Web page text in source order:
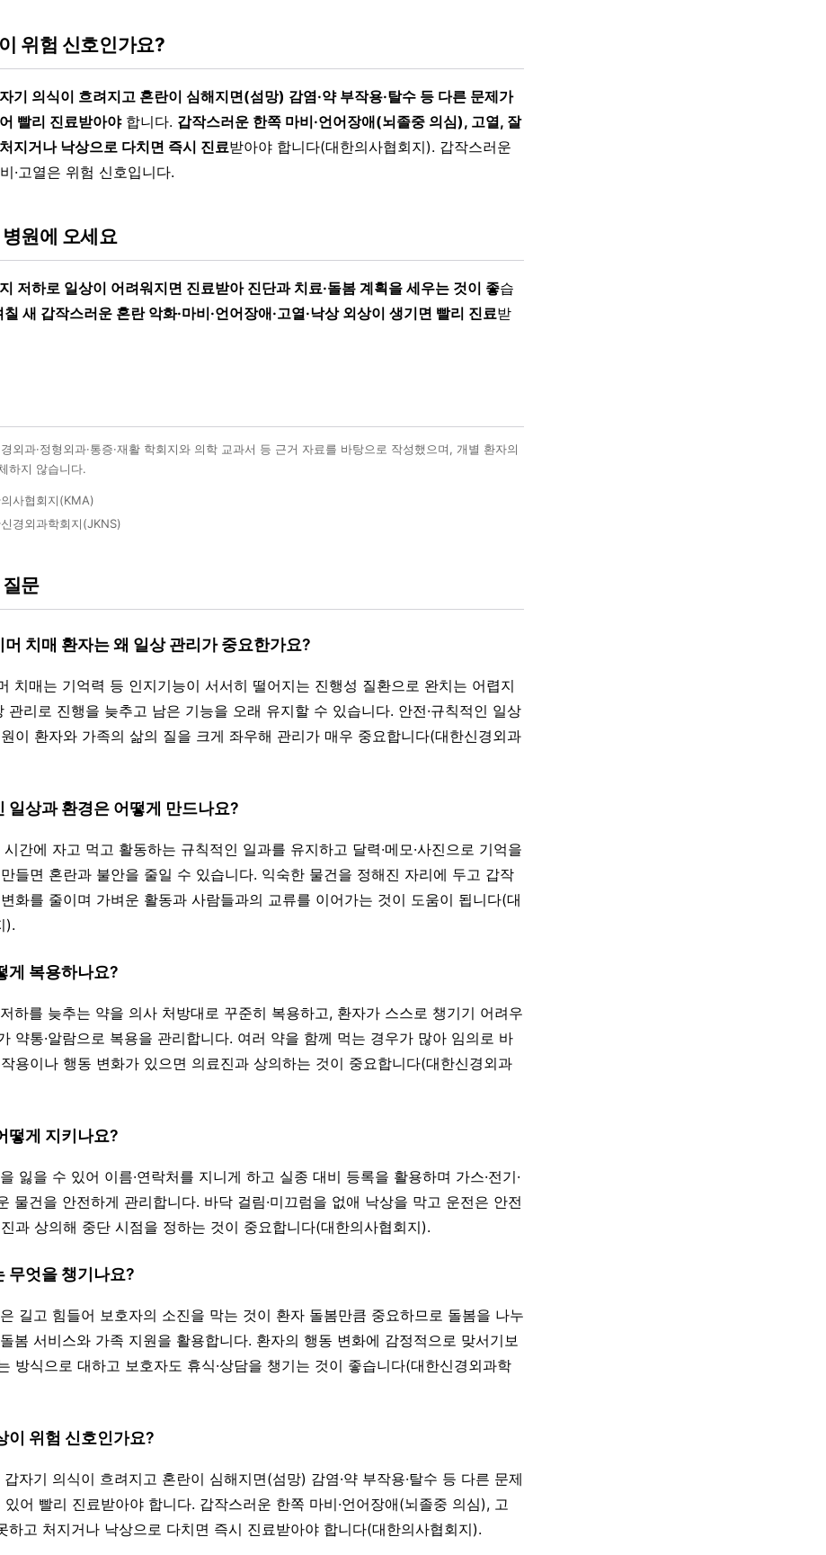
위험 신호인가요?
기 의식이 흐려지고 혼란이 심해지면(섬망) 감염·약 부작용·탈수 등 다른 문제가
빨리 진료받아야합니다. 갑작스러운 한쪽 마비·언어장애(뇌졸중 의심), 고열, 잘
지거나 낙상으로 다치면 즉시 진료받아야 합니다(대한의사협회지). 갑작스러운
·고열은 위험 신호입니다.
원에 오세요
저하로 일상이 어려워지면 진료받아 진단과 치료·돌봄 계획을 세우는 것이 좋습
칠 새 갑작스러운 혼란 악화·마비·언어장애·고열·낙상 외상이 생기면 빨리 진료받
외과·정형외과·통증·재활 학회지와 의학 교과서 등 근거 자료를 바탕으로 작성했으며, 개별 환자의
하지 않습니다.
사협회지(KMA)
경외과학회지(JKNS)
문
머 치매 환자는 왜 일상 관리가 중요한가요?
치매는 기억력 등 인지기능이 서서히 떨어지는 진행성 질환으로 완치는 어렵지
관리로 진행을 늦추고 남은 기능을 오래 유지할 수 있습니다. 안전·규칙적인 일상
이 환자와 가족의 삶의 질을 크게 좌우해 관리가 매우 중요합니다(대한신경외과
일상과 환경은 어떻게 만드나요?
간에 자고 먹고 활동하는 규칙적인 일과를 유지하고 달력·메모·사진으로 기억을
들면 혼란과 불안을 줄일 수 있습니다. 익숙한 물건을 정해진 자리에 두고 갑작
화를 줄이며 가벼운 활동과 사람들과의 교류를 이어가는 것이 도움이 됩니다(대
).
게 복용하나요?
하를 늦추는 약을 의사 처방대로 꾸준히 복용하고, 환자가 스스로 챙기기 어려우
약통·알람으로 복용을 관리합니다. 여러 약을 함께 먹는 경우가 많아 임의로 바
용이나 행동 변화가 있으면 의료진과 상의하는 것이 중요합니다(대한신경외과
떻게 지키나요?
잃을 수 있어 이름·연락처를 지니게 하고 실종 대비 등록을 활용하며 가스·전기·
물건을 안전하게 관리합니다. 바닥 걸림·미끄럼을 없애 낙상을 막고 운전은 안전
과 상의해 중단 시점을 정하는 것이 중요합니다(대한의사협회지).
무엇을 챙기나요?
길고 힘들어 보호자의 소진을 막는 것이 환자 돌봄만큼 중요하므로 돌봄을 나누
봄 서비스와 가족 지원을 활용합니다. 환자의 행동 변화에 감정적으로 맞서기보
방식으로 대하고 보호자도 휴식·상담을 챙기는 것이 좋습니다(대한신경외과학
이 위험 신호인가요?
자기 의식이 흐려지고 혼란이 심해지면(섬망) 감염·약 부작용·탈수 등 다른 문제
어 빨리 진료받아야 합니다. 갑작스러운 한쪽 마비·언어장애(뇌졸중 의심), 고
하고 처지거나 낙상으로 다치면 즉시 진료받아야 합니다(대한의사협회지).